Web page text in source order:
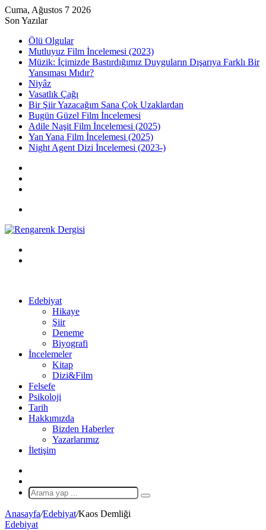
Cuma, Ağustos 7 2026
Son Yazılar
Ölü Olgular
Mutluyuz Film İncelemesi (2023)
Müzik: İçimizde Bastırdığımız Duyguların Dışarıya Farklı Bir
Yansıması Mıdır?
Niyâz
Vasatlık Çağı
Bir Şiir Yazacağım Sana Çok Uzaklardan
Bugün Güzel Film İncelemesi
Adile Naşit Film İncelemesi (2025)
Yan Yana Film İncelemesi (2025)
Night Agent Dizi İncelemesi (2023-)
Edebiyat
Hikaye
Şiir
Deneme
Biyografi
İncelemeler
Kitap
Dizi&Film
Felsefe
Psikoloji
Tarih
Hakkımızda
Bizden Haberler
Yazarlarımız
İletişim
Makale
Arama
Anasayfa/Edebiyat/Kaos Demliği
Edebiyat